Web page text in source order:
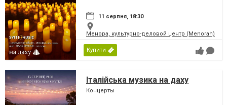
11 серпня, 18:30
Менора, культурно-деловой центр (Menorah)
Купити
Італійська музика на даху
Концерты